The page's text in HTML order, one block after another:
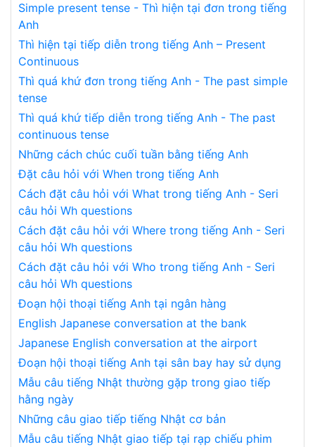
Simple present tense - Thì hiện tại đơn trong tiếng
Anh
Thì hiện tại tiếp diễn trong tiếng Anh – Present
Continuous
Thì quá khứ đơn trong tiếng Anh - The past simple
tense
Thì quá khứ tiếp diễn trong tiếng Anh - The past
continuous tense
Những cách chúc cuối tuần bằng tiếng Anh
Đặt câu hỏi với When trong tiếng Anh
Cách đặt câu hỏi với What trong tiếng Anh - Seri
câu hỏi Wh questions
Cách đặt câu hỏi với Where trong tiếng Anh - Seri
câu hỏi Wh questions
Cách đặt câu hỏi với Who trong tiếng Anh - Seri
câu hỏi Wh questions
Đoạn hội thoại tiếng Anh tại ngân hàng
English Japanese conversation at the bank
Japanese English conversation at the airport
Đoạn hội thoại tiếng Anh tại sân bay hay sử dụng
Mẫu câu tiếng Nhật thường gặp trong giao tiếp
hằng ngày
Những câu giao tiếp tiếng Nhật cơ bản
Mẫu câu tiếng Nhật giao tiếp tại rạp chiếu phim